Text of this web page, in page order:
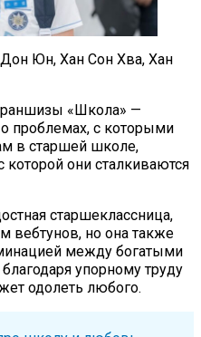
Юн, Хан Сон Хва, Хан
«Школа» —
проблемах, с которыми
в старшей школе,
они сталкиваются
старшеклассница,
вебтунов, но она также
между богатыми
упорному труду
одолеть любого.